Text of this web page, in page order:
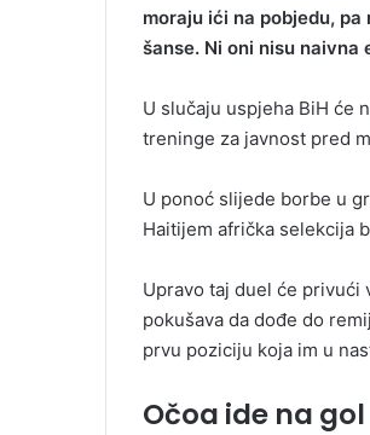
moraju ići na pobjedu,
šanse. Ni oni nisu naivna
U slučaju uspjeha BiH će
treninge za javnost pred
U ponoć slijede borbe u
Haitijem afrička selekcija
Upravo taj duel će privući
pokušava da dođe do
prvu poziciju koja im u
Očoa ide na